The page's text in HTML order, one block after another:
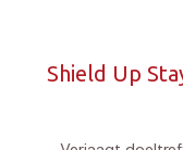
Shield Up